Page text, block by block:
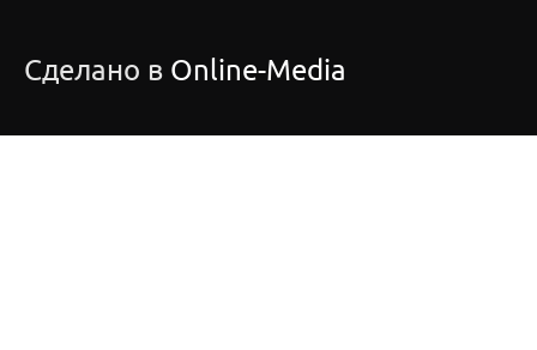
Сделано в Online-Media